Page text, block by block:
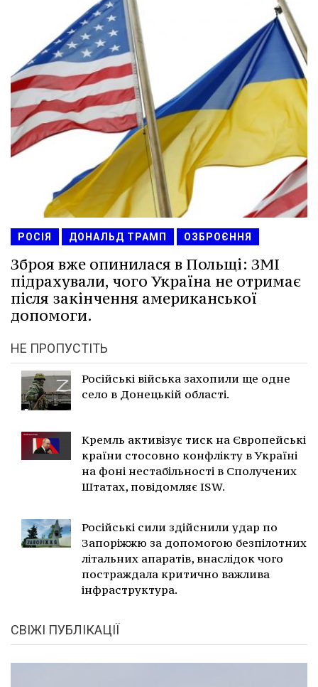
РОСІЯ ДОНАЛЬД ТРАМП ОЗБРОЄННЯ
Зброя вже опинилася в Польщі: ЗМІ
підрахували, чого Україна не отримає
після закінчення американської
допомоги.
НЕ ПРОПУСТІТЬ
Російські війська захопили ще одне
село в Донецькій області.
Кремль активізує тиск на Європейські
країни стосовно конфлікту в Україні
на фоні нестабільності в Сполучених
Штатах, повідомляє ISW.
Російські сили здійснили удар по
Запоріжжю за допомогою безпілотних
літальних апаратів, внаслідок чого
постраждала критично важлива
інфраструктура.
СВІЖІ ПУБЛІКАЦІЇ